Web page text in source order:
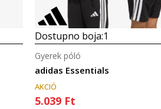
Dostupno boja:1
adidas Essentials
Gyerek póló
AKCIÓ
5.039 Ft